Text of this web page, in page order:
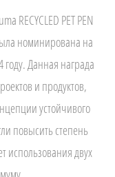
RECYCLED PET PEN
номинирована на
Данная награда
и продуктов,
устойчивого
повысить степень
использования двух